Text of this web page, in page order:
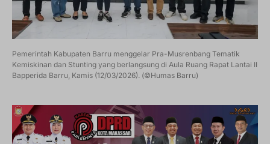
Pemerintah Kabupaten Barru menggelar Pra-Musrenbang Tematik
Kemiskinan dan Stunting yang berlangsung di Aula Ruang Rapat Lantai II
Bapperida Barru, Kamis (12/03/2026). (©Humas Barru)